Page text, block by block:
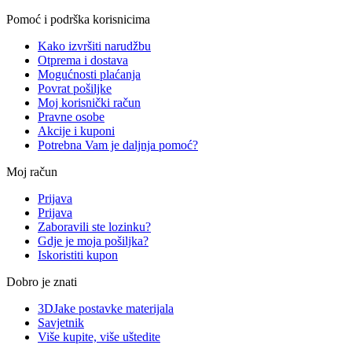
Pomoć i podrška korisnicima
Kako izvršiti narudžbu
Otprema i dostava
Mogućnosti plaćanja
Povrat pošiljke
Moj korisnički račun
Pravne osobe
Akcije i kuponi
Potrebna Vam je daljnja pomoć?
Moj račun
Prijava
Prijava
Zaboravili ste lozinku?
Gdje je moja pošiljka?
Iskoristiti kupon
Dobro je znati
3DJake postavke materijala
Savjetnik
Više kupite, više uštedite